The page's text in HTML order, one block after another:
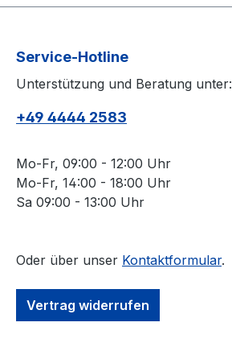
Service-Hotline
Unterstützung und Beratung unter:
+49 4444 2583
Mo-Fr, 09:00 - 12:00 Uhr
Mo-Fr, 14:00 - 18:00 Uhr
Sa 09:00 - 13:00 Uhr
Oder über unser Kontaktformular.
Vertrag widerrufen